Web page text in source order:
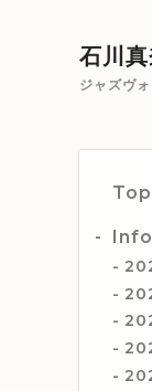
石川
ジャズヴ
Top